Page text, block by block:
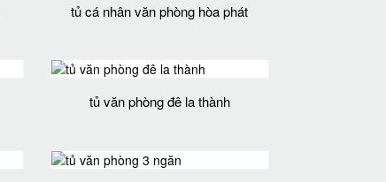
tủ cá nhân văn phòng hòa phát
tủ văn phòng đê la thành